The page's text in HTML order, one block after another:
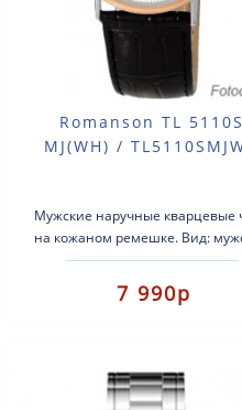
Romanson TL 5110S
MJ(WH) /
Мужские наручные кварцевые
на кожаном ремешке. Вид:
часы. Тип механизма:
Корпус: нержавеющая с..
7 990р